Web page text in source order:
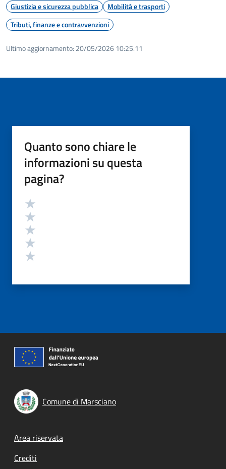
Giustizia e sicurezza pubblica
Mobilità e trasporti
Tributi, finanze e contravvenzioni
Ultimo aggiornamento: 20/05/2026 10:25.11
Quanto sono chiare le
informazioni su questa
pagina?
Valutazione
Comune di Marsciano
Footer menu
Area riservata
Crediti